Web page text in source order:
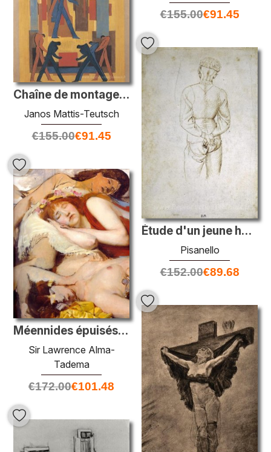
€155.00€91.45
Chaîne de montage (brouillon de fresques)
Janos Mattis-Teutsch
€155.00€91.45
Étude d'un jeune homme avec ses mains attachées derrière son dos
Pisanello
€152.00€89.68
Méennides épuisés après la danse
Sir Lawrence Alma-
Tadema
€172.00€101.48